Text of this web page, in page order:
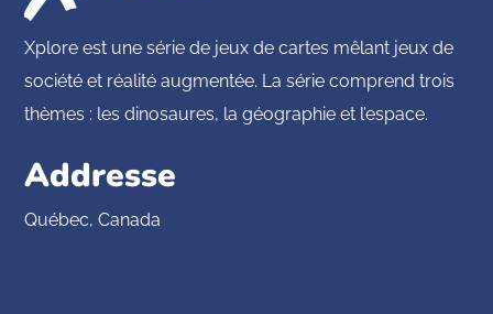
Xplore est une série de jeux de cartes mêlant jeux de
société et réalité augmentée. La série comprend trois
thèmes : les dinosaures, la géographie et l’espace.
Addresse
Québec, Canada